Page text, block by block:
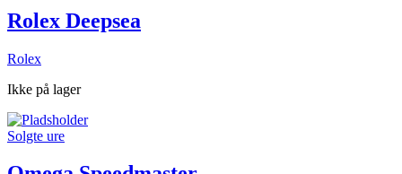
Rolex Deepsea
Rolex
Ikke på lager
Solgte ure